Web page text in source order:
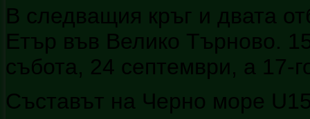
В следващия кръг и двата
Етър във Велико Търново.
събота, 24 септември, а 17-
Съставът на Черно море